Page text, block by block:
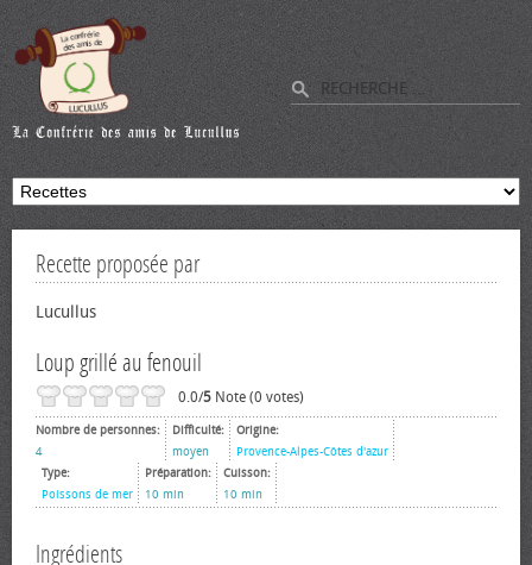
Recette proposée par
Lucullus
Loup grillé au fenouil
0.0/5 Note (0 votes)
Nombre de personnes:
4
Difficulté:
moyen
Origine:
Provence-Alpes-Côtes d'azur
Type:
Poissons de mer
Préparation:
10 min
Cuisson:
10 min
Ingrédients